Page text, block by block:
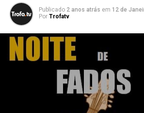
Publicado 2 anos atrás em 12 de
Por Trofatv